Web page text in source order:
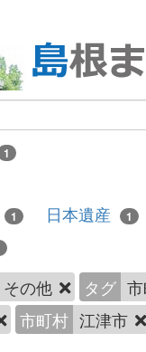
1
1 日本遺産 1
その他 タグ
市町村 江津市